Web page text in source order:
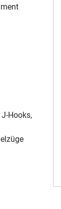
Hooks,